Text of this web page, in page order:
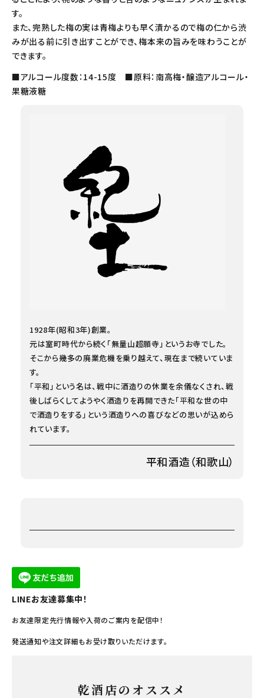
す。
また、完熟した梅の実は青梅よりも早く漬かるので梅の仁から渋
みが出る前に引き出すことができ、梅本来の旨みを味わうことが
できます。
■アルコール度数：14-15度 ■原料：南高梅・醸造アルコール・
果糖液糖
1928年(昭和3年)創業。
元は室町時代から続く「無量山超願寺」というお寺でした。
そこから幾多の廃業危機を乗り越えて、現在まで続いていま
す。
「平和」という名は、戦中に酒造りの休業を余儀なくされ、戦
後しばらくしてようやく酒造りを再開できた「平和な世の中
で酒造りをする」という酒造りへの喜びなどの思いが込めら
れています。
平和酒造（和歌山）
LINEお友達募集中！
お友達限定先行情報や入荷のご案内を配信中！
発送通知や注文詳細もお受け取りいただけます。
乾酒店のオススメ